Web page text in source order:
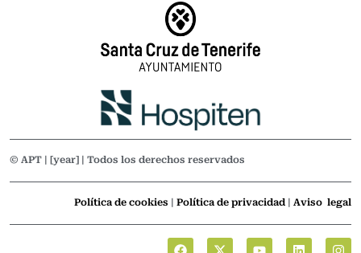
© APT | [year] | Todos los derechos reservados
Política de cookies Política de privacidad Aviso legal